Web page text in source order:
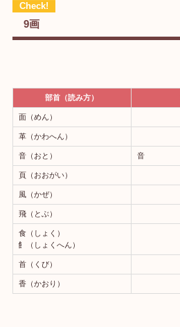
9画
部首（読み方）
面（めん）
革（かわへん）
音（おと） 音
頁（おおがい）
風（かぜ）
飛（とぶ）
食（しょく）
飠（しょくへん）
首（くび）
香（かおり）